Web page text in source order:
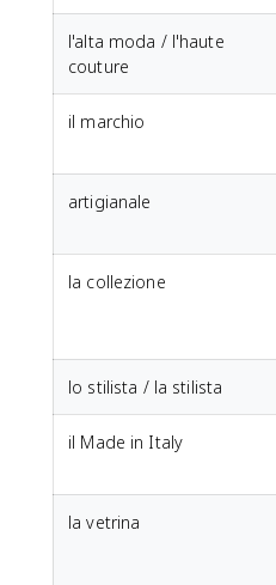
l'alta moda / l'haute
couture
il marchio
artigianale
la collezione
lo stilista / la stilista
il Made in Italy
la vetrina